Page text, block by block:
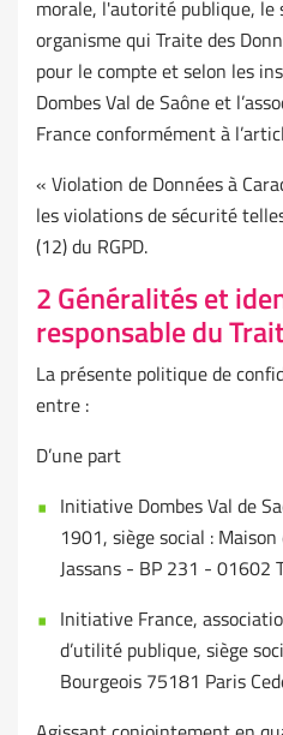
morale, l'autorité publique, le
organisme qui Traite des
pour le compte et selon les
Dombes Val de Saône et
France conformément à
« Violation de Données à
les violations de sécurité
(12) du RGPD.
2 Généralités et
responsable du
La présente politique de
entre :
D’une part
Initiative Dombes Val de
1901, siège social :
Jassans - BP 231 - 01602
Initiative France,
d’utilité publique, siège
Bourgeois 75181 Paris